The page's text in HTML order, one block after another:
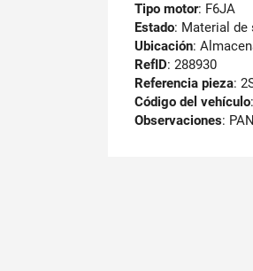
Tipo motor: F6JA
Estado: Material de
Ubicación:
RefID: 288930
Referencia pieza:
Código del vehículo
Observaciones: